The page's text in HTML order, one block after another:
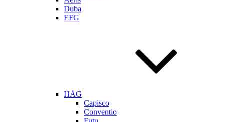
Duba
EFG
HÅG
Capisco
Conventio